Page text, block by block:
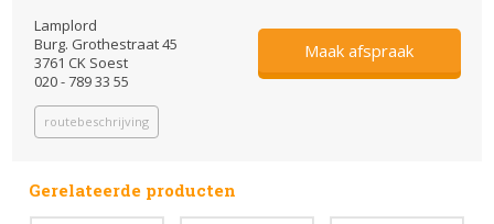
Lamplord
Burg. Grothestraat 45
3761 CK Soest
020 - 789 33 55
routebeschrijving
Maak afspraak
Gerelateerde producten